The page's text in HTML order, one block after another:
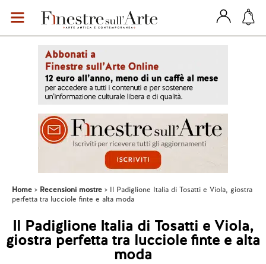
Home Recensioni mostre
Il Padiglione Italia di Tosatti e Viola, giostra
perfetta tra lucciole finte e alta moda
Il Padiglione Italia di Tosatti e Viola,
giostra perfetta tra lucciole finte e alta
moda